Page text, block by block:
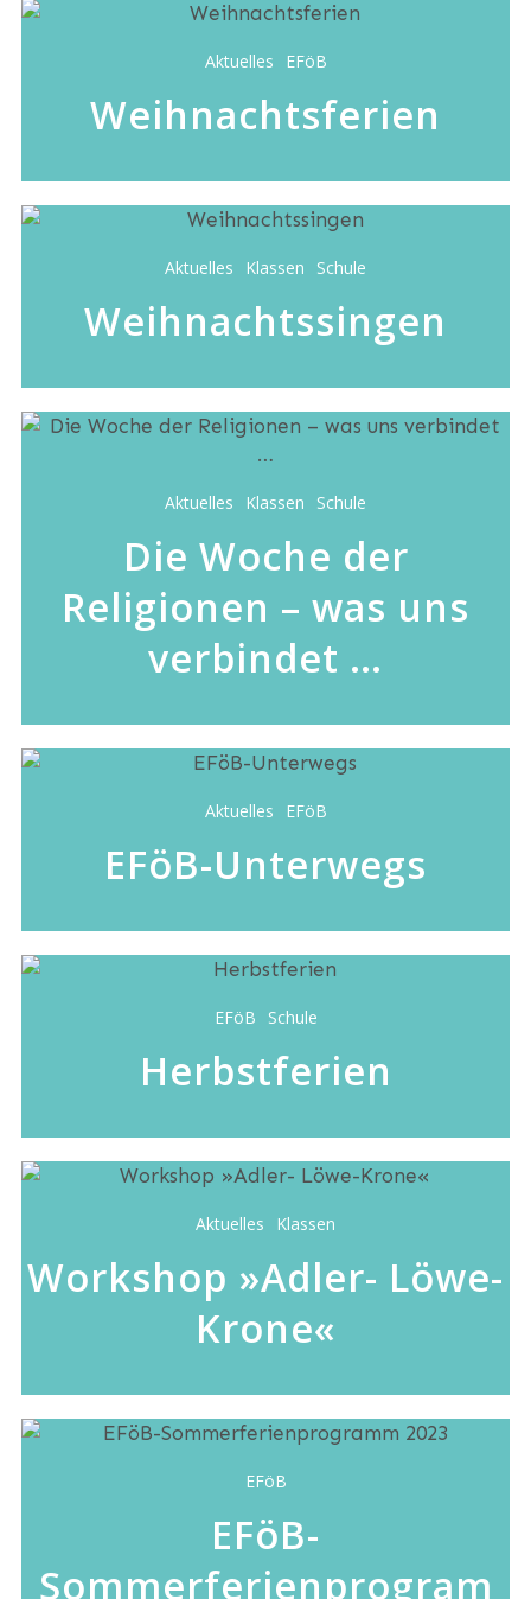
Aktuelles EFöB
Weihnachtsferien
Aktuelles Klassen Schule
Weihnachtssingen
Aktuelles Klassen Schule
Die Woche der
Religionen – was uns
verbindet …
Aktuelles EFöB
EFöB-Unterwegs
EFöB Schule
Herbstferien
Aktuelles Klassen
Workshop »Adler- Löwe-
Krone«
EFöB
EFöB-
Sommerferienprogram